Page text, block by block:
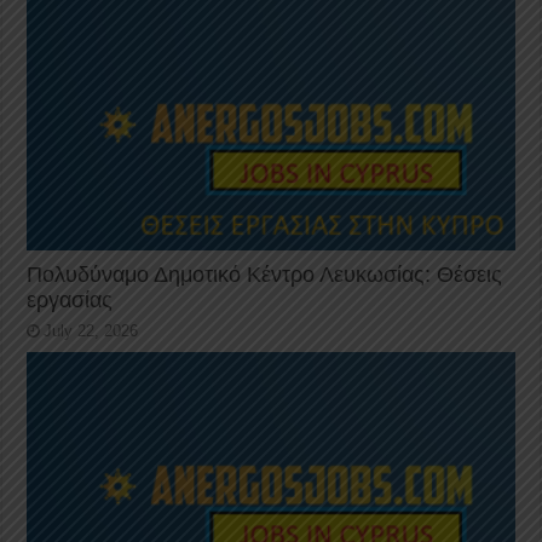
Πολυδύναμο Δημοτικό Κέντρο Λευκωσίας: Θέσεις
εργασίας
July 22, 2026